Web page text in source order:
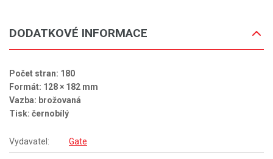
DODATKOVÉ INFORMACE
Počet stran: 180
Formát: 128 × 182 mm
Vazba: brožovaná
Tisk: černobílý
Vydavatel: Gate